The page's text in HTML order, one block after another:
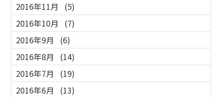
2016年11月
(5)
2016年10月
(7)
2016年9月
(6)
2016年8月
(14)
2016年7月
(19)
2016年6月
(13)